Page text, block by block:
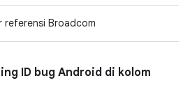
referensi Broadcom
ID bug Android di kolom